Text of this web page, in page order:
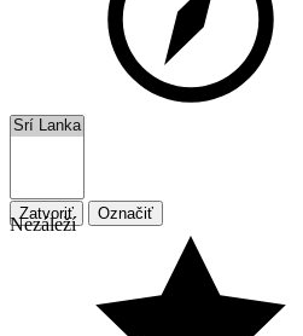
Zatvoriť Označiť
Nezáleží